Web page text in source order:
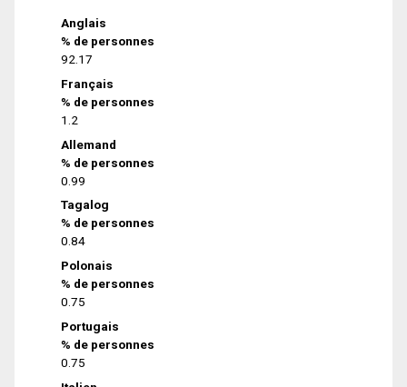
Anglais
% de personnes
92.17
Français
% de personnes
1.2
Allemand
% de personnes
0.99
Tagalog
% de personnes
0.84
Polonais
% de personnes
0.75
Portugais
% de personnes
0.75